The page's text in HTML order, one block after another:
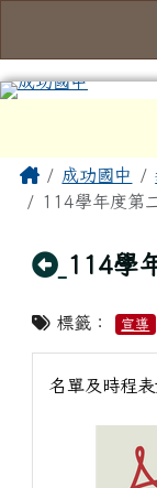
主內容區域
Home成功國中
114學年度第
回上頁
114學
標籤： 宣導
名單及時程表
頁尾區域